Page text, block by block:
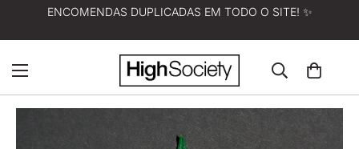
ENCOMENDAS DUPLICADAS EM TODO O SITE! ✨